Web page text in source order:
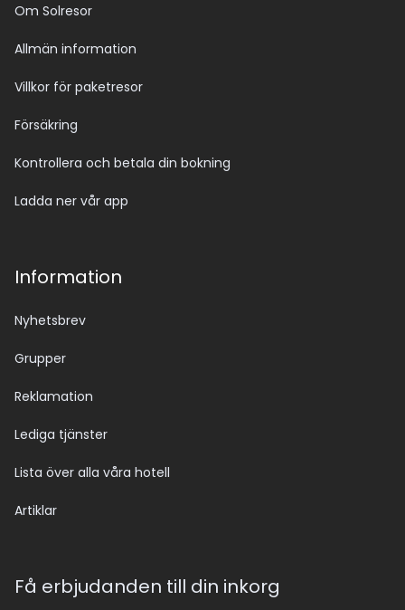
Om Solresor
Allmän information
Villkor för paketresor
Försäkring
Kontrollera och betala din bokning
Ladda ner vår app
Information
Nyhetsbrev
Grupper
Reklamation
Lediga tjänster
Lista över alla våra hotell
Artiklar
Få erbjudanden till din inkorg